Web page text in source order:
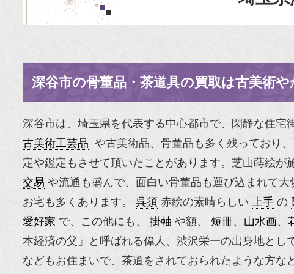
深谷市の骨董品・茶道具の買取は古美術や
深谷市は、埼玉県を代表する中心都市で、閑静な住
古美術工芸品 や古美術品、骨董品も多く残っており
定や鑑定もさせて頂いたことがあります。芝山蒔絵が
交易 や流通も盛んで、面白い骨董品も運び込まれて大
お宅も多くあります。 呉須 赤絵の素晴らしい 上手 の
愛好家 で、この他にも、 掛軸 や額、 短冊、 山水画、
本経済の父」と呼ばれる偉人、渋沢栄一の出身地と
などもお住まいで、茶道をされておられたような方